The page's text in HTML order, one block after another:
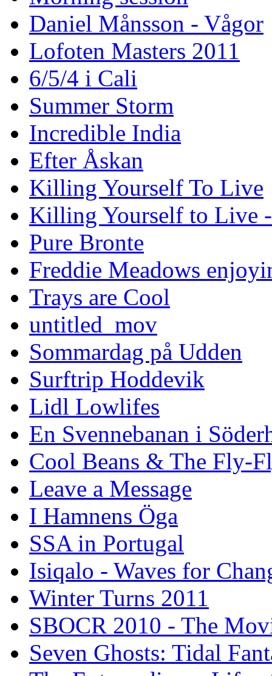
Daniel Månsson - Vågor
Lofoten Masters 2011
6/5/4 i Cali
Summer Storm
Incredible India
Efter Åskan
Killing Yourself To Live
Killing Yourself to Live -
Pure Bronte
Freddie Meadows
Trays are Cool
untitled_mov
Sommardag på Udden
Surftrip Hoddevik
Lidl Lowlifes
En Svennebanan i
Cool Beans & The Fly-
Leave a Message
I Hamnens Öga
SSA in Portugal
Isiqalo - Waves for
Winter Turns 2011
SBOCR 2010 - The
Seven Ghosts: Tidal